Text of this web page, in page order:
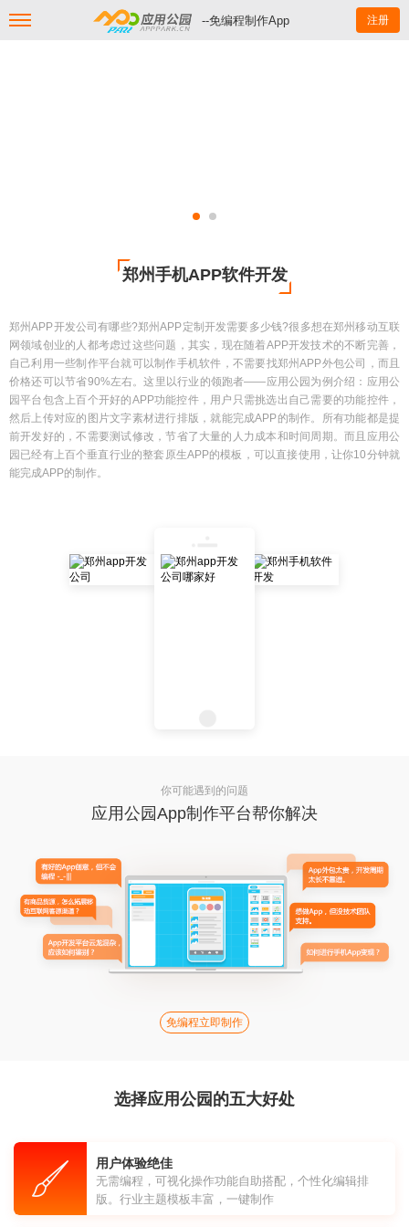
--免编程制作App 注册
郑州手机APP软件开发
郑州APP开发公司有哪些?郑州APP定制开发需要多少钱?很多想在郑州移动互联
网领域创业的人都考虑过这些问题，其实，现在随着APP开发技术的不断完善，
自己利用一些制作平台就可以制作手机软件，不需要找郑州APP外包公司，而且
价格还可以节省90%左右。这里以行业的领跑者——应用公园为例介绍：应用公
园平台包含上百个开好的APP功能控件，用户只需挑选出自己需要的功能控件，
然后上传对应的图片文字素材进行排版，就能完成APP的制作。所有功能都是提
前开发好的，不需要测试修改，节省了大量的人力成本和时间周期。而且应用公
园已经有上百个垂直行业的整套原生APP的模板，可以直接使用，让你10分钟就
能完成APP的制作。
你可能遇到的问题
应用公园App制作平台帮你解决
免编程立即制作
选择应用公园的五大好处
用户体验绝佳
无需编程，可视化操作功能自助搭配，个性化编辑排
版。行业主题模板丰富，一键制作